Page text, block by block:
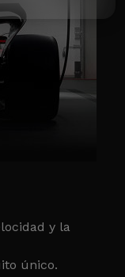
y la
único.